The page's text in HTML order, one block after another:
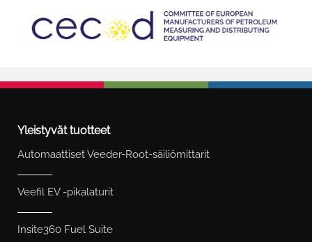
Yleistyvät tuotteet
Automaattiset Veeder-Root-säiliömittarit
Veefil EV -pikalaturit
Insite360 Fuel Suite